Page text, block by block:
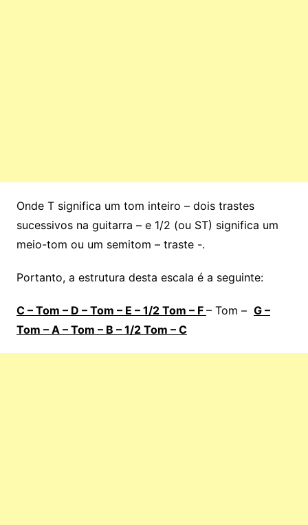
Onde T significa um tom inteiro – dois trastes
sucessivos na guitarra – e 1/2 (ou ST) significa um
meio-tom ou um semitom – traste -.
Portanto, a estrutura desta escala é a seguinte:
C – Tom – D – Tom – E – 1/2 Tom – F – Tom – G –
Tom – A– Tom – B – 1/2 Tom – C